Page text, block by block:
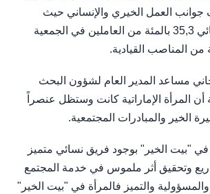
العمل الخيري والإنساني حيث
يشكّل العنصر النسائي 35,3 بالمئة من العاملين في الجمعية
مساعد المدير العام لشؤون البحث
أن المرأة الإماراتية كانت وستظل عنصراً
الخير والمبادرات المجتمعية.
"بيت الخير" بوجود فريق نسائي متميز
وتحقيق أثر ملموس في خدمة المجتمع
والتميز فالمرأة في "بيت الخير"